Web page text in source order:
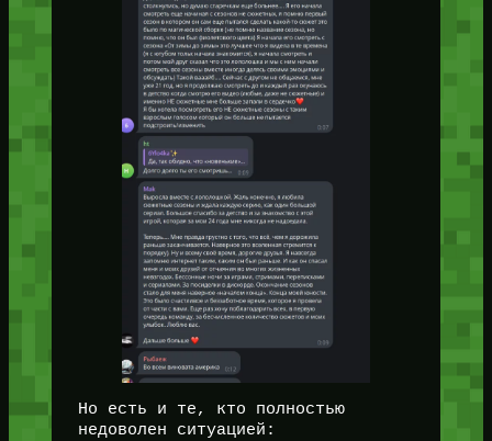
Но есть и те, кто полностью
недоволен ситуацией: